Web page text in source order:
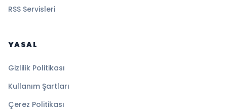
RSS Servisleri
YASAL
Gizlilik Politikası
Kullanım Şartları
Çerez Politikası